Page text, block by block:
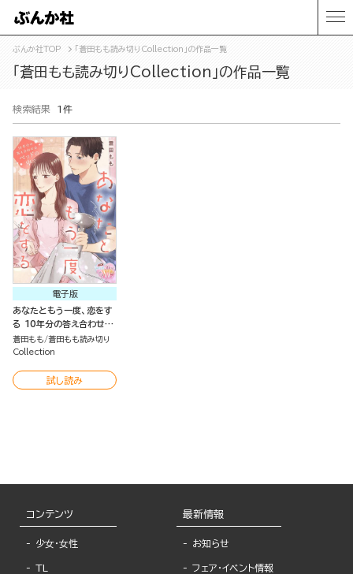
ぶんか社TOP 「蒼田もも読み切りCollection」の作品一覧
「蒼田もも読み切りCollection」の作品一覧
検索結果 1件
電子版
あなたともう一度、恋をす
る 10年分の答え合わせは
ベットの中で（単話版）
蒼田もも 蒼田もも読み切り
Collection
試し読み
コンテンツ
少女・女性
TL
最新情報
お知らせ
フェア・イベント情報